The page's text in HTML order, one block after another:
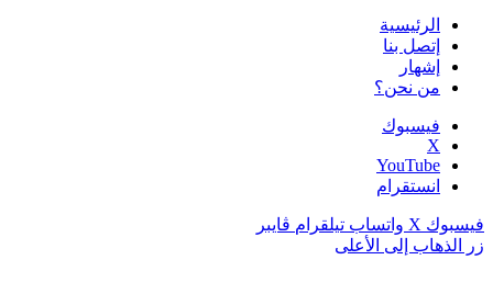
الرئيسية
إتصل بنا
إشهار
من نحن؟
فيسبوك
‫X
‫YouTube
انستقرام
فيسبوك ‫X واتساب تيلقرام ڤايبر
زر الذهاب إلى الأعلى